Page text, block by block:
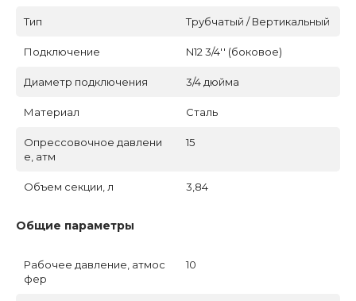
Тип Трубчатый / Вертикальный
Подключение N12 3/4'' (боковое)
Диаметр подключения 3/4 дюйма
Материал Сталь
Опрессовочное давлени
е, атм
15
Объем секции, л 3,84
Общие параметры
Рабочее давление, атмос
фер
10